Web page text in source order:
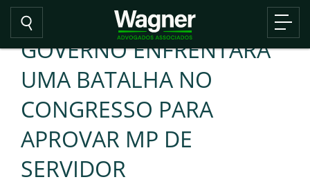
GOVERNO ENFRENTARÁ
UMA BATALHA NO
CONGRESSO PARA
APROVAR MP DE
SERVIDOR